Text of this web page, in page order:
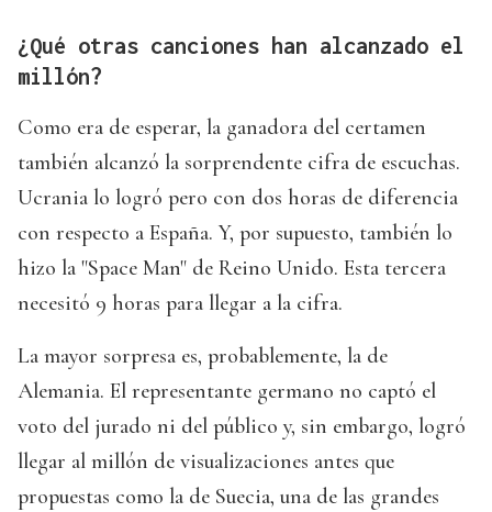
¿Qué otras canciones han alcanzado el
millón?
Como era de esperar, la ganadora del certamen
también alcanzó la sorprendente cifra de escuchas.
Ucrania lo logró pero con dos horas de diferencia
con respecto a España. Y, por supuesto, también lo
hizo la "Space Man" de Reino Unido. Esta tercera
necesitó 9 horas para llegar a la cifra.
La mayor sorpresa es, probablemente, la de
Alemania. El representante germano no captó el
voto del jurado ni del público y, sin embargo, logró
llegar al millón de visualizaciones antes que
propuestas como la de Suecia, una de las grandes